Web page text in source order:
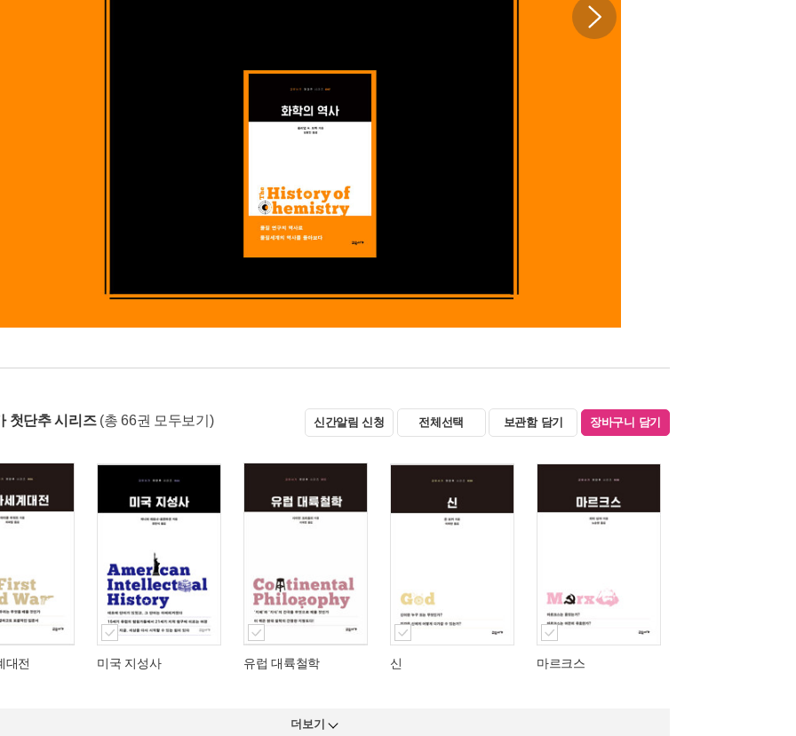
첫단추 시리즈 (총 66권 모두보기) 신간알림 신청 전체선택 보관함 담기 장바구니 담기
대전 미국 지성사 유럽 대륙철학 신 마르크스
더보기